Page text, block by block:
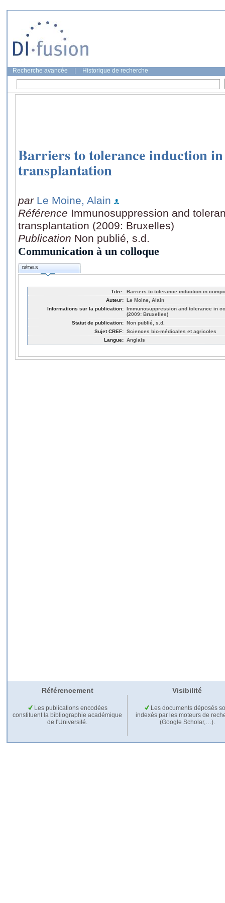
Recherche avancée Historique de recherche
Barriers to tolerance induction in
transplantation
par Le Moine, Alain
Référence Immunosuppression and
transplantation (2009: Bruxelles)
Publication Non publié, s.d.
Communication à un colloque
DÉTAILS
Titre: Barriers to tolerance induction in
Auteur: Le Moine, Alain
Informations sur la publication: Immunosuppression and tolerance in
(2009: Bruxelles)
Statut de publication: Non publié, s.d.
Sujet CREF: Sciences bio-médicales et agricoles
Langue: Anglais
Référencement Visibilité
Les publications encodées
constituent la bibliographie académique
de l'Université.
Les documents déposés
indexés par les moteurs de
(Google Scholar,…).